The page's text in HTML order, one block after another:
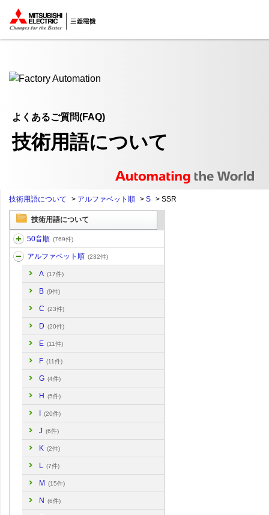
ここから本文
よくあるご質問(FAQ)
技術用語について
技術用語について > アルファベット順 > S > SSR
技術用語について
50音順 (769件)
アルファベット順 (232件)
A (17件)
B (9件)
C (23件)
D (20件)
E (11件)
F (11件)
G (4件)
H (5件)
(20件)
J (6件)
K (2件)
L (7件)
M (15件)
N (6件)